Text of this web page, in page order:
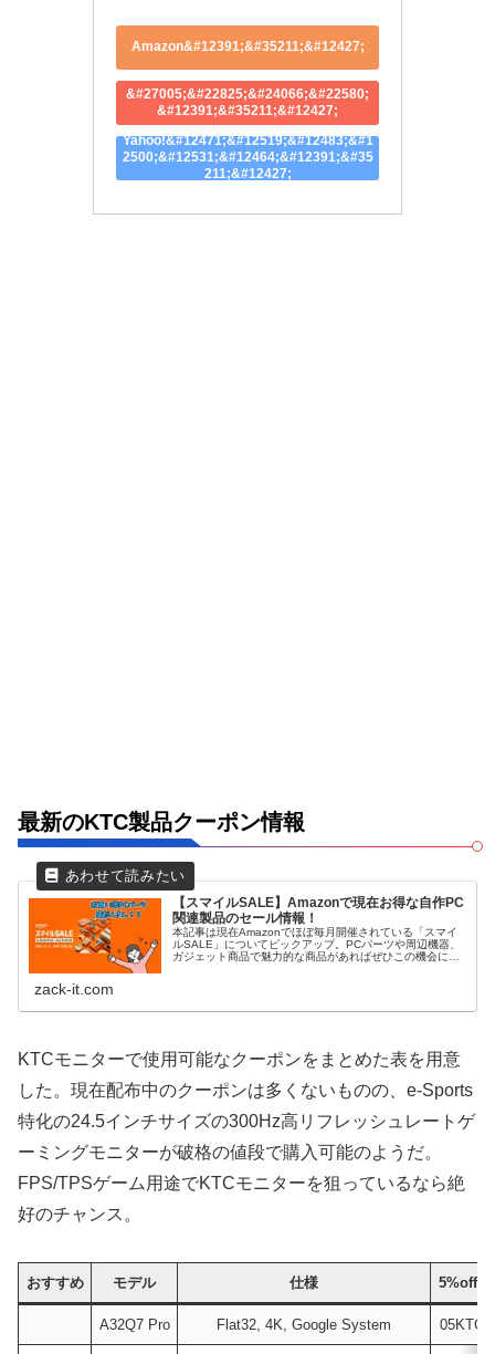
Amazon&#12391;&#35211;&#12427;
&#27005;&#22825;&#24066;&#22580;
&#12391;&#35211;&#12427;
Yahoo!&#12471;&#12519;&#12483;&#1
2500;&#12531;&#12464;&#12391;&#35
211;&#12427;
最新のKTC製品クーポン情報
【スマイルSALE】Amazonで現在お得な自作PC
関連製品のセール情報！
本記事は現在Amazonでほぼ毎月開催されている「スマイ
ルSALE」についてピックアップ。PCパーツや周辺機器、
ガジェット商品で魅力的な商品があればぜひこの機会に購
zack-it.com
KTCモニターで使用可能なクーポンをまとめた表を用意
した。現在配布中のクーポンは多くないものの、e-Sports
特化の24.5インチサイズの300Hz高リフレッシュレートゲ
ーミングモニターが破格の値段で購入可能のようだ。
FPS/TPSゲーム用途でKTCモニターを狙っているなら絶
好のチャンス。
おすすめ モデル 仕様 5%off
A32Q7 Pro Flat32, 4K, Google System